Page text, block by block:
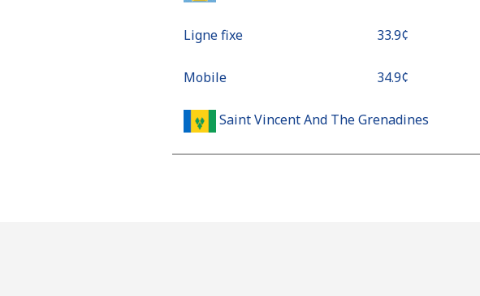
Ligne fixe ⁦33.9¢⁩
Mobile ⁦34.9¢⁩
Saint Vincent And The Grenadines